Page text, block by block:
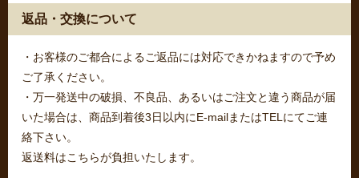
返品・交換について
・お客様のご都合によるご返品には対応できかねますので予め
ご了承ください。
・万一発送中の破損、不良品、あるいはご注文と違う商品が届
いた場合は、商品到着後3日以内にE-mailまたはTELにてご連
絡下さい。
返送料はこちらが負担いたします。